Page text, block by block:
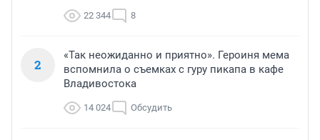
22 344 8
2
«Так неожиданно и приятно». Героиня мема
вспомнила о съемках с гуру пикапа в кафе
Владивостока
14 024 Обсудить